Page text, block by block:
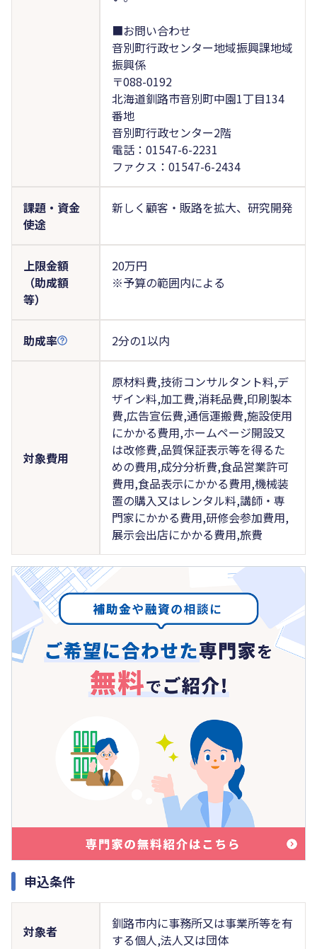
■お問い合わせ
音別町行政センター地域振興課地域
振興係
〒088-0192
北海道釧路市音別町中園1丁目134
番地
音別町行政センター2階
電話：01547-6-2231
ファクス：01547-6-2434
課題・資金
使途
新しく顧客・販路を拡大、研究開発
上限金額
（助成額
等）
20万円
※予算の範囲内による
助成率 2分の1以内
対象費用
原材料費,技術コンサルタント料,デ
ザイン料,加工費,消耗品費,印刷製本
費,広告宣伝費,通信運搬費,施設使用
にかかる費用,ホームページ開設又
は改修費,品質保証表示等を得るた
めの費用,成分分析費,食品営業許可
費用,食品表示にかかる費用,機械装
置の購入又はレンタル料,講師・専
門家にかかる費用,研修会参加費用,
展示会出店にかかる費用,旅費
申込条件
対象者
釧路市内に事務所又は事業所等を有
する個人,法人又は団体